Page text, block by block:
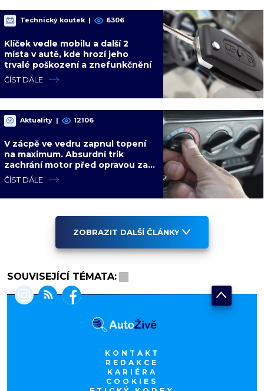
Technický koutek | 6306
Klíček vedle mobilu a další 2
místa v autě, kde hrozí jeho
trvalé poškození a znefunkčnění
ČÍST DÁLE
Aktuality | 12106
V zácpě ve vedru zapnul topení
na maximum. Absurdní trik
zachrání motor před opravou za
desítky tisíc
ČÍST DÁLE
ZOBRAZIT DALŠÍ ČLÁNKY
SOUVISEJÍCÍ TÉMATA:
KONTAKT
REDAKCE
KARIÉRA
COOKIES